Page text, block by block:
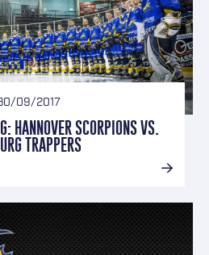
09/2017
HANNOVER SCORPIONS VS.
TRAPPERS